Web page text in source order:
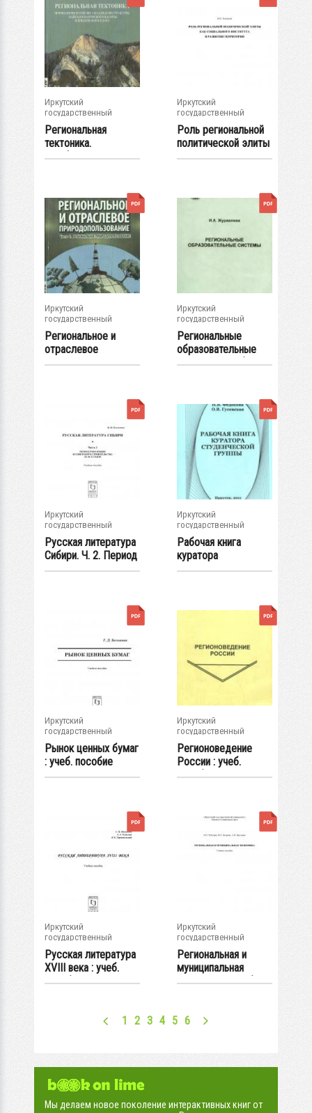
Иркутский
государственный
университет
Региональная
тектоника.
Морфология и
Иркутский
государственный
университет
Роль региональной
политической элиты
как...
Иркутский
государственный
университет
Региональное и
отраслевое
природопользование
Иркутский
государственный
университет
Региональные
образовательные
системы : учеб....
Иркутский
государственный
университет
Русская литература
Сибири. Ч. 2. Период
революции...
Иркутский
государственный
университет
Рабочая книга
куратора
студенческой
Иркутский
государственный
университет
Рынок ценных бумаг
: учеб. пособие
Иркутский
государственный
университет
Регионоведение
России : учеб.
пособие
Иркутский
государственный
университет
Русская литература
XVIII века : учеб.
пособие
Иркутский
государственный
университет
Региональная и
муниципальная
экономика : учеб....
1 2 3 4 5 6
Мы делаем новое поколение интерактивных книг от